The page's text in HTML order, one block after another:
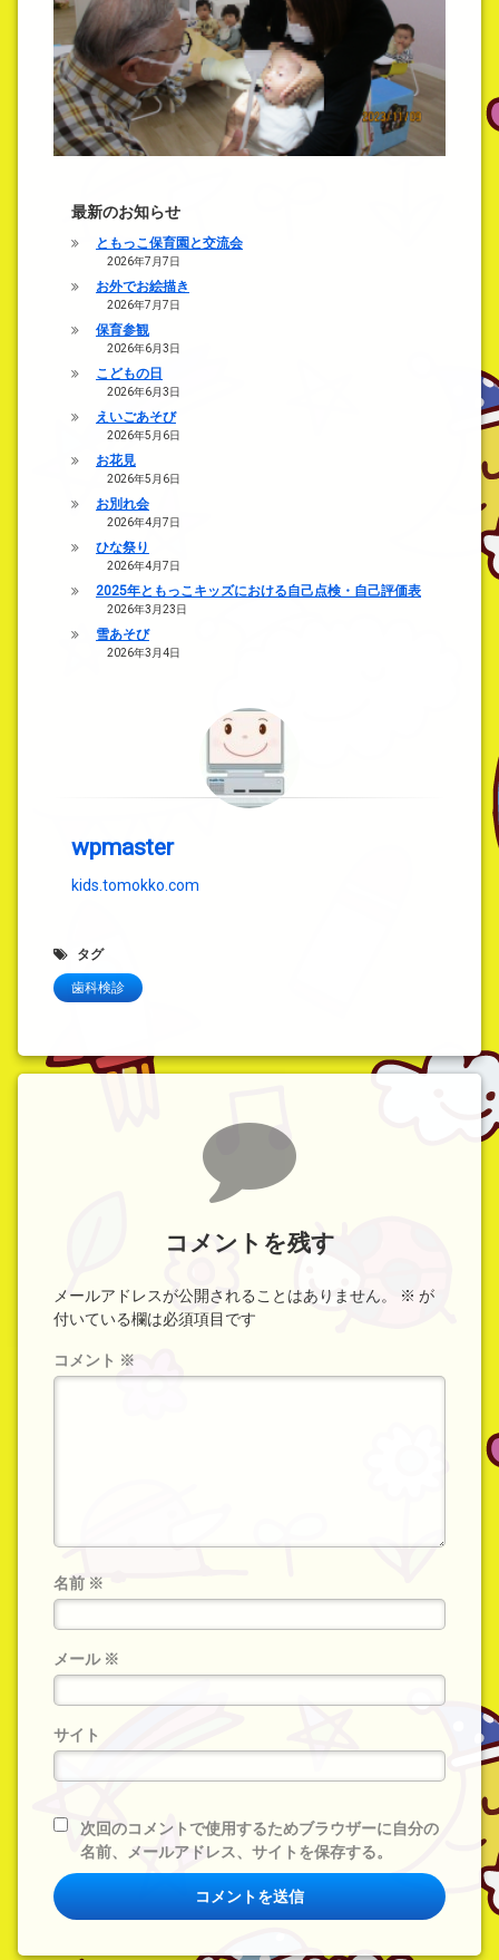
最新のお知らせ
ともっこ保育園と交流会
2026年7月7日
お外でお絵描き
2026年7月7日
保育参観
2026年6月3日
こどもの日
2026年6月3日
えいごあそび
2026年5月6日
お花見
2026年5月6日
お別れ会
2026年4月7日
ひな祭り
2026年4月7日
2025年ともっこキッズにおける自己点検・自己評価表
2026年3月23日
雪あそび
2026年3月4日
wpmaster
kids.tomokko.com
タグ
歯科検診
コメントを残す
メールアドレスが公開されることはありません。 ※ が
付いている欄は必須項目です
コメント ※
名前 ※
メール ※
サイト
次回のコメントで使用するためブラウザーに自分の
名前、メールアドレス、サイトを保存する。